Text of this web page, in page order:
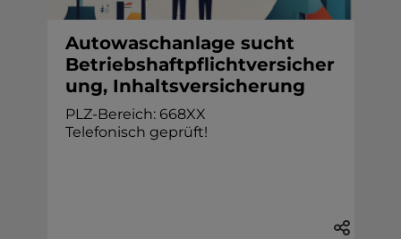
Autowaschanlage sucht
Betriebshaftpflichtversicher
ung, Inhaltsversicherung
PLZ-Bereich: 668XX
Telefonisch geprüft!